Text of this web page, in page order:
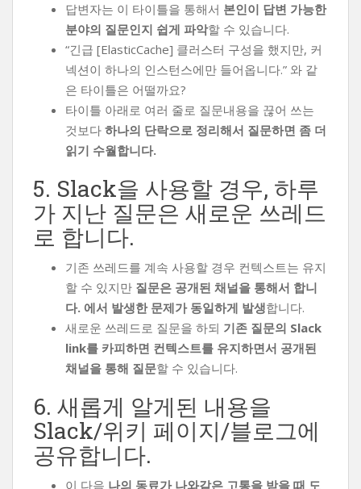
답변자는 이 타이틀을 통해서 본인이 답변 가능한
분야의 질문인지 쉽게 파악할 수 있습니다.
“긴급 [ElasticCache] 클러스터 구성을 했지만, 커
넥션이 하나의 인스턴스에만 들어옵니다.” 와 같
은 타이틀은 어떨까요?
타이틀 아래로 여러 줄로 질문내용을 끊어 쓰는
것보다 하나의 단락으로 정리해서 질문하면 좀 더
읽기 수월합니다.
5. Slack을 사용할 경우, 하루
가 지난 질문은 새로운 쓰레드
로 합니다.
기존 쓰레드를 계속 사용할 경우 컨텍스트는 유지
할 수 있지만 질문은 공개된 채널을 통해서 합니
다. 에서 발생한 문제가 동일하게 발생합니다.
새로운 쓰레드로 질문을 하되 기존 질문의 Slack
link를 카피하면 컨텍스트를 유지하면서 공개된
채널을 통해 질문할 수 있습니다.
6. 새롭게 알게된 내용을
Slack/위키 페이지/블로그에
공유합니다.
이 다음 나의 동료가 나와같은 고통을 받을 때 도